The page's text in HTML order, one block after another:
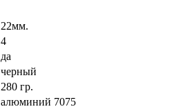
22мм.
4
да
черный
280 гр.
алюминий 7075